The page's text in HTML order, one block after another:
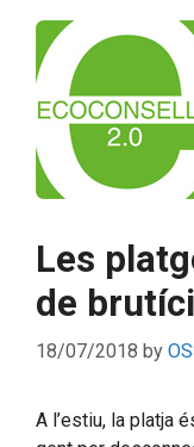
Les
de
18/07/2018 by
A l’estiu, la platja